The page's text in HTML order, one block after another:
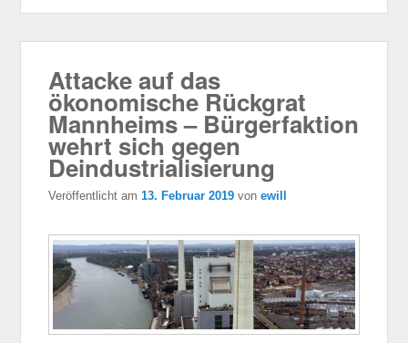
Attacke auf das
ökonomische Rückgrat
Mannheims – Bürgerfaktion
wehrt sich gegen
Deindustrialisierung
Veröffentlicht am13. Februar 2019 vonewill